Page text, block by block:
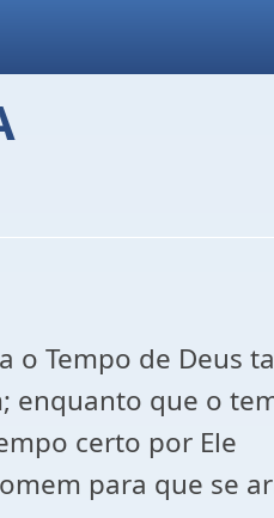
o Tempo de Deus
enquanto que o
certo por Ele
para que se